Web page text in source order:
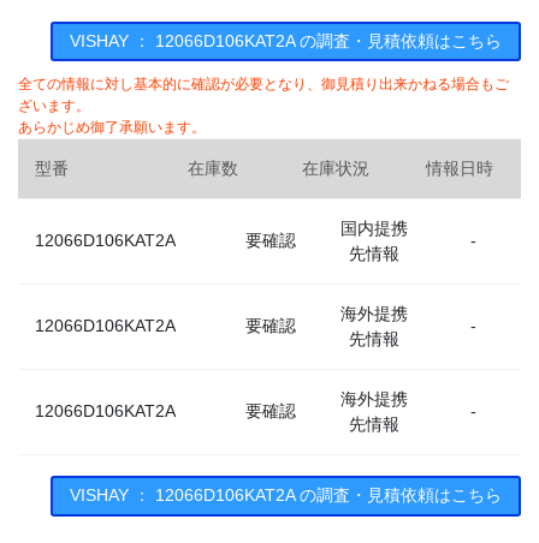
VISHAY ： 12066D106KAT2A の調査・見積依頼はこちら
全ての情報に対し基本的に確認が必要となり、御見積り出来かねる場合もご
ざいます。
あらかじめ御了承願います。
型番 在庫数 在庫状況 情報日時
12066D106KAT2A 要確認
国内提携
先情報
-
12066D106KAT2A 要確認
海外提携
先情報
-
12066D106KAT2A 要確認
海外提携
先情報
-
VISHAY ： 12066D106KAT2A の調査・見積依頼はこちら